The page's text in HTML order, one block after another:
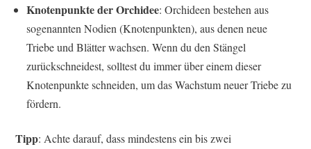
Knotenpunkte der Orchidee: Orchideen bestehen aus
sogenannten Nodien (Knotenpunkten), aus denen neue
Triebe und Blätter wachsen. Wenn du den Stängel
zurückschneidest, solltest du immer über einem dieser
Knotenpunkte schneiden, um das Wachstum neuer Triebe zu
fördern.
Tipp: Achte darauf, dass mindestens ein bis zwei